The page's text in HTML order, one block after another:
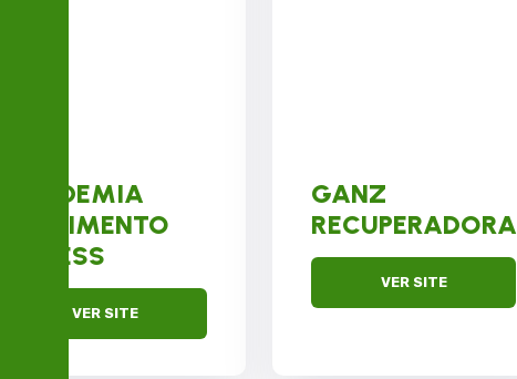
ACADEMIA
MOVIMENTO
FITNESS
VER SITE
GANZ
RECUPERADORA
VER SITE